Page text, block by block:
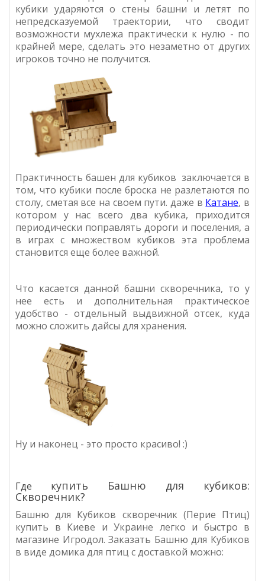
кубики ударяются о стены башни и летят по
непредсказуемой траектории, что сводит
возможности мухлежа практически к нулю - по
крайней мере, сделать это незаметно от других
игроков точно не получится.
Практичность башен для кубиков заключается в
том, что кубики после броска не разлетаются по
столу, сметая все на своем пути. даже в Катане, в
котором у нас всего два кубика, приходится
периодически поправлять дороги и поселения, а
в играх с множеством кубиков эта проблема
становится еще более важной.
Что касается данной башни скворечника, то у
нее есть и дополнительная практическое
удобство - отдельный выдвижной отсек, куда
можно сложить дайсы для хранения.
Ну и наконец - это просто красиво! :)
Где купить Башню для кубиков:
Скворечник?
Башню для Кубиков скворечник (Перие Птиц)
купить в Киеве и Украине легко и быстро в
магазине Игродол. Заказать Башню для Кубиков
в виде домика для птиц с доставкой можно: